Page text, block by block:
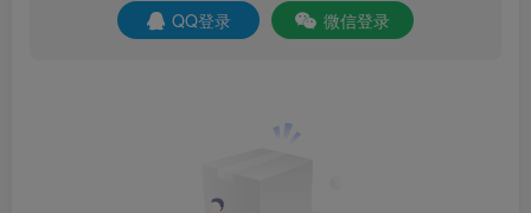
QQ登录 微信登录